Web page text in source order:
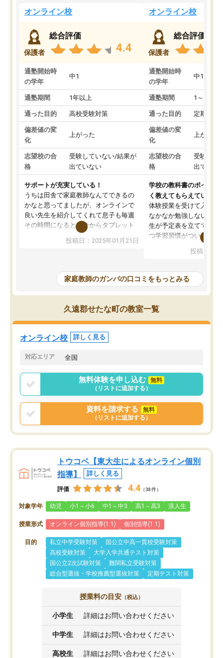
オンライン校
保護者
総合評価
4.4
通塾開始時
の学年
中1
通塾期間 1年以上
通った目的 高校受験対策
偏差値の変
化
上がった
志望校の合
格
受験していない/結果が
出ていない
サポートが充実している！
うちは田舎で家庭教師なんてできるの
かなと思ってましたが、オンラインで
良い先生を紹介してくれて息子も毎週
その時間になると自分からタブレット
を開いてzoomを繋げるようになりまし
た！5科目なんでもOKなのもとても気
めて1年ほどだった今では平均点以上の
科目が増えてきました！あと1年受験ま
であるので無料の週末教室を使用しな
がら頑張って欲しいと思います！
投稿日：2025年01月21日
オンライン校
保護者
総合評価
通塾開始時
の学年
中1
通塾期間 1～3ヵ月
通った目的 定期テス
偏差値の変
化
上がった
志望校の合
格
受験して
出ていな
学校の教科書のポイント
く教えてもらえている
体験授業を受けて入塾し
なかなか勉強しない息子
生が予定表を立ててくれ
つ学習習慣がついてきま
指導が無い日も予定表
問できるのでとても助か
投稿日：
家庭教師のガンバの口コミをもっとみる
久遠郡せたな町の教室一覧
オンライン校 詳しく見る
対応エリア 全国
無料体験を申し込む
無料
（リストに追加する）
資料を請求する
無料
（リストに追加する）
トウコベ【東大生によるオンライン個別
指導】
詳しく見る
評価 4.4 （38件）
対象学年 幼児 小1～小6 中1～中3 高1～高3 浪人生
授業形式 オンライン個別指導(1:1) 個別指導(1:1)
目的 私立中学受験対策
国公立中高一貫校受験対策
高校受験対策
大学入学共通テスト対策
国公立2次試験対策
難関私立受験対策
総合型選抜・学校推薦型選抜対策
定期テスト対策
授業料の目安 （税込）
小学生 詳細はお問い合わせください
中学生 詳細はお問い合わせください
高校生 詳細はお問い合わせください